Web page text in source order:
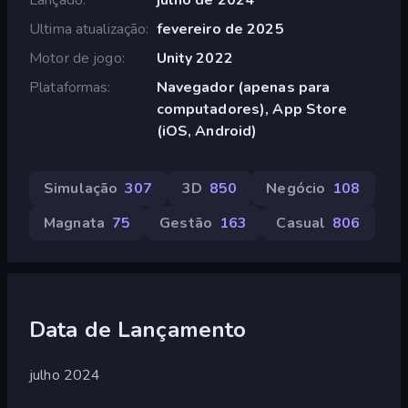
Ultima atualização fevereiro de 2025
Motor de jogo
Unity 2022
Plataformas
Navegador (apenas para
computadores), App Store
(iOS, Android)
Simulação 307 3D 850 Negócio 108
Magnata 75 Gestão 163 Casual 806
Data de Lançamento
julho 2024